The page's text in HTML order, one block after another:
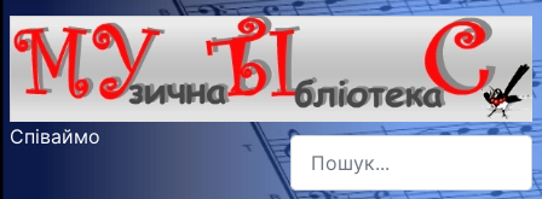
Співаймо Пошук